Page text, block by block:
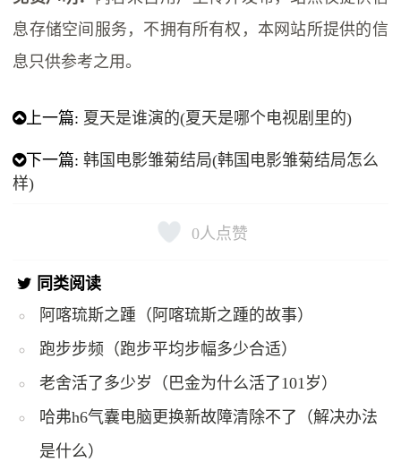
息存储空间服务，不拥有所有权，本网站所提供的信
息只供参考之用。
上一篇: 夏天是谁演的(夏天是哪个电视剧里的)
下一篇:韩国电影雏菊结局(韩国电影雏菊结局怎么
样)
0人点赞
同类阅读
阿喀琉斯之踵（阿喀琉斯之踵的故事）
跑步步频（跑步平均步幅多少合适）
老舍活了多少岁（巴金为什么活了101岁）
哈弗h6气囊电脑更换新故障清除不了（解决办法
是什么）